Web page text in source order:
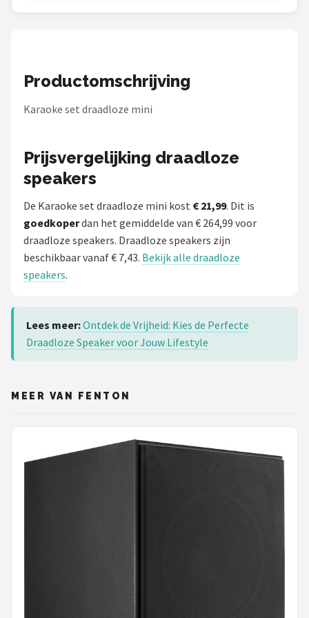
Carlinkit
Alle merken →
Productomschrijving
Karaoke set draadloze mini
Prijsvergelijking draadloze
speakers
De Karaoke set draadloze mini kost € 21,99. Dit is
goedkoperdan het gemiddelde van € 264,99 voor
draadloze speakers. Draadloze speakers zijn
beschikbaar vanaf € 7,43. Bekijk alle draadloze
speakers.
Lees meer:Ontdek de Vrijheid: Kies de Perfecte
Draadloze Speaker voor Jouw Lifestyle
MEER VAN FENTON